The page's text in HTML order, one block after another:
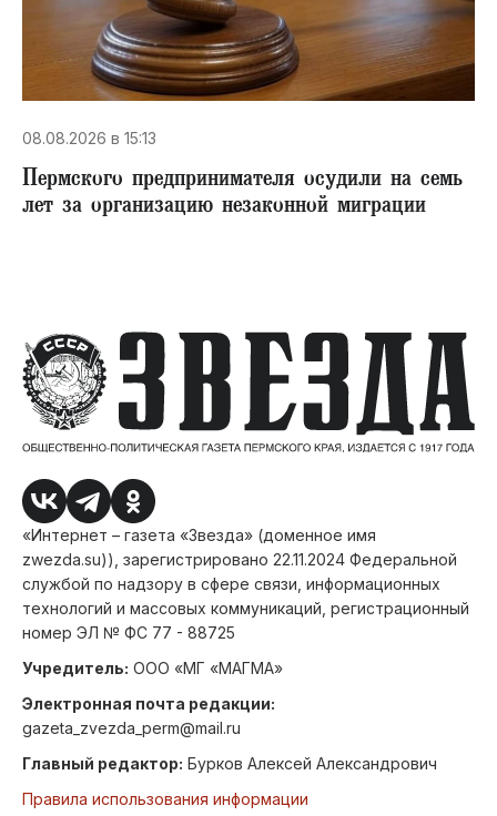
08.08.2026 в 15:13
Пермского предпринимателя осудили на семь
лет за организацию незаконной миграции
«Интернет – газета «Звезда» (доменное имя
zwezda.su)), зарегистрировано 22.11.2024 Федеральной
службой по надзору в сфере связи, информационных
технологий и массовых коммуникаций, регистрационный
номер ЭЛ № ФС 77 - 88725
Учредитель: ООО «МГ «МАГМА»
Электронная почта редакции:
gazeta_zvezda_perm@mail.ru
Главный редактор: Бурков Алексей Александрович
Правила использования информации